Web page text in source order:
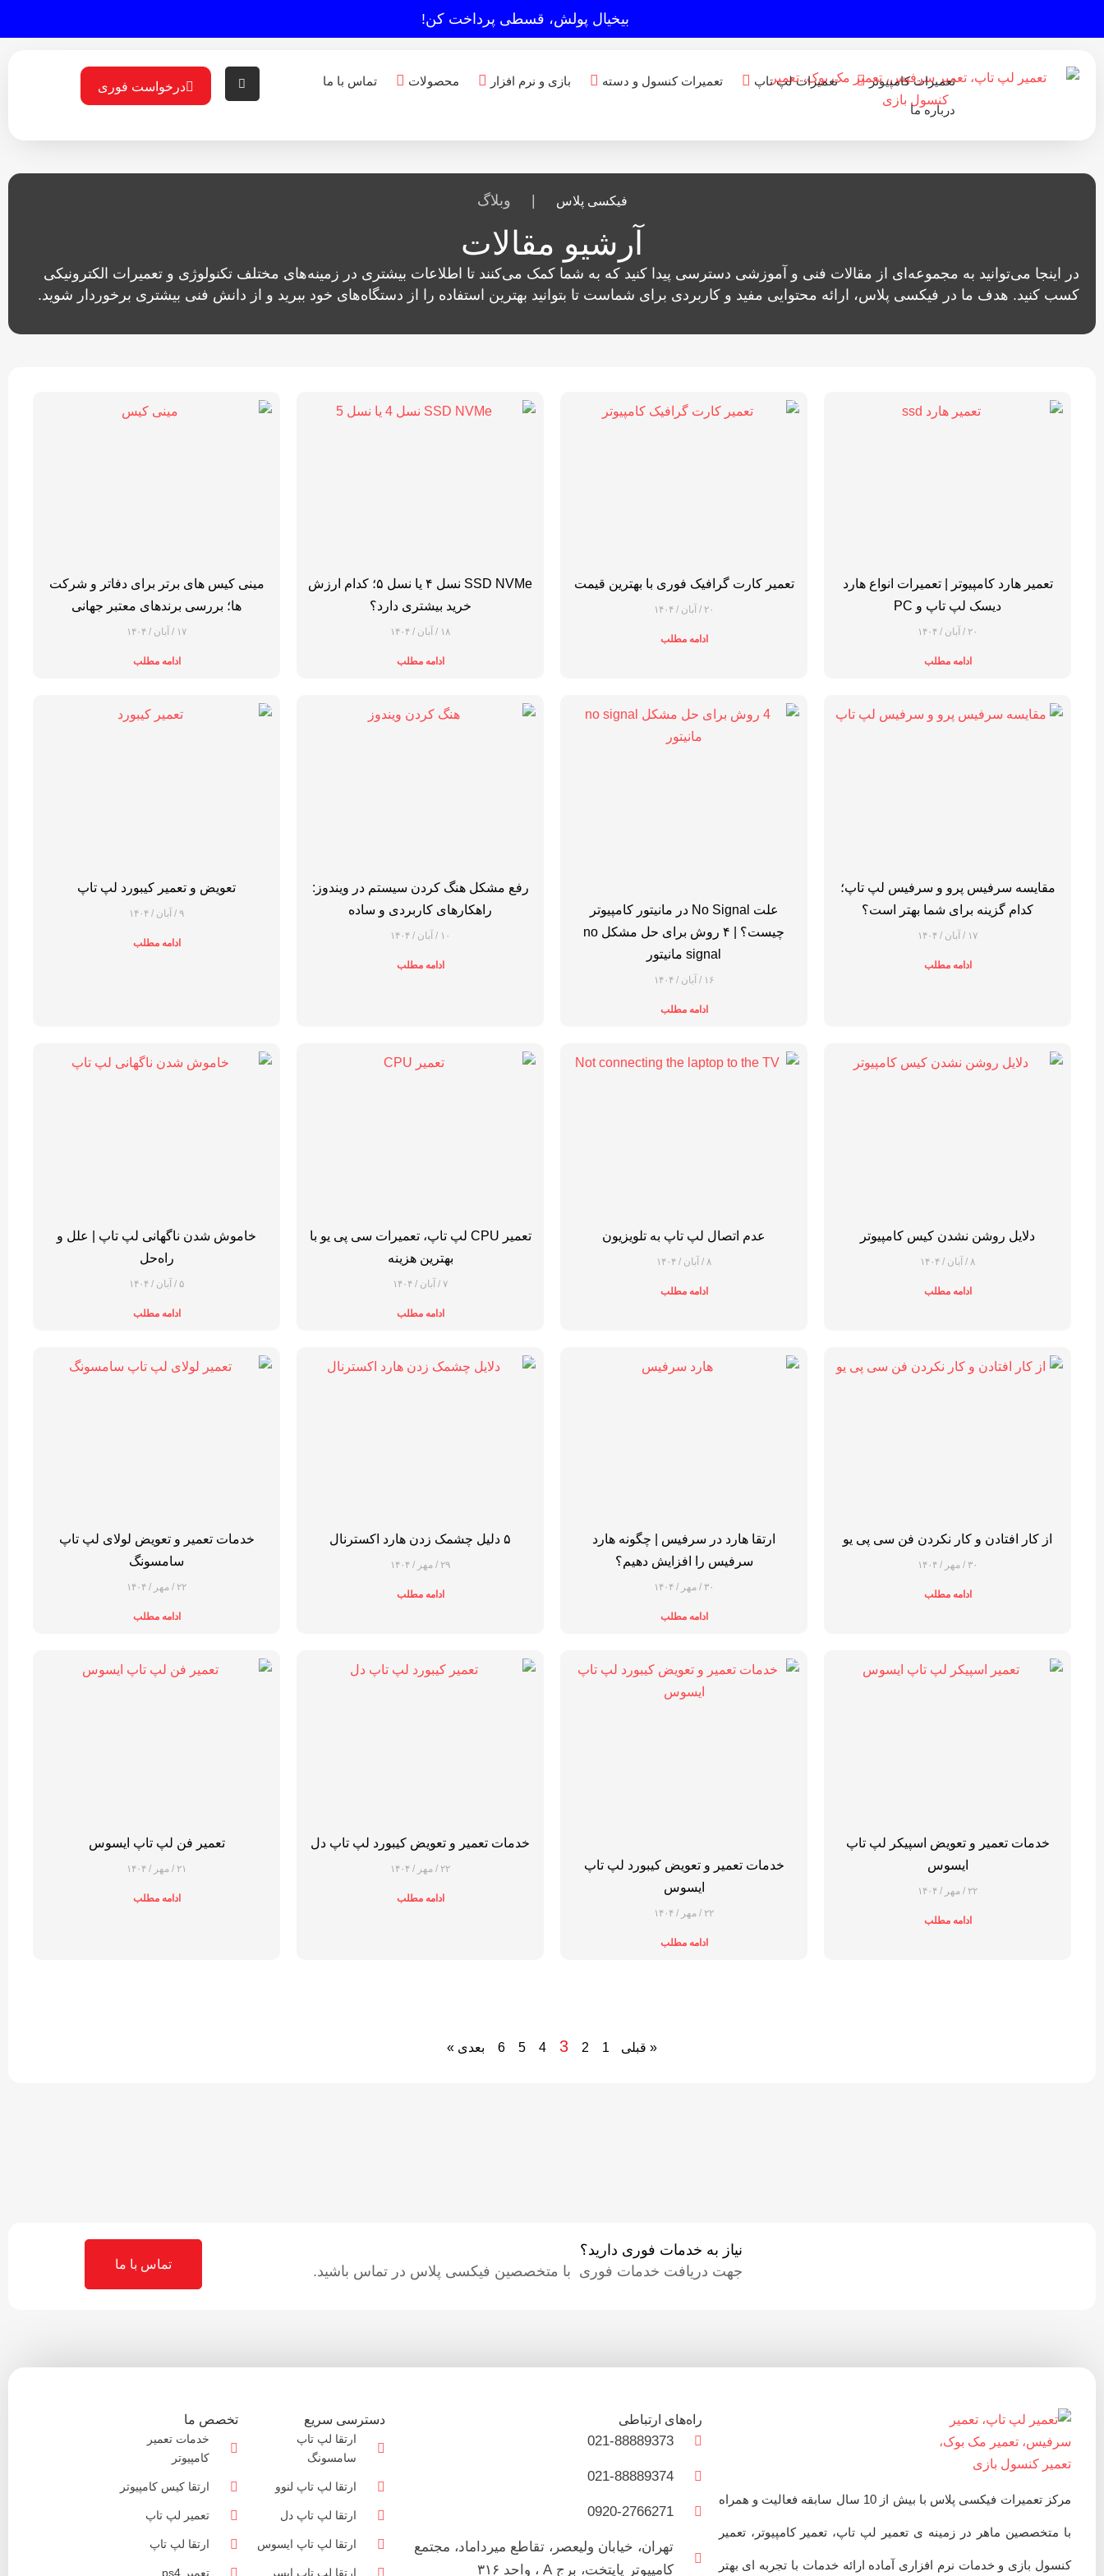
بیخیال پولش، قسطی پرداخت کن!
تعمیرات کامپیوتر تعمیرات لپ تاپ تعمیرات کنسول و دسته بازی و نرم افزار محصولات تماس با ما
درباره ما
درخواست فوری
فیکسی پلاس وبلاگ
آرشیو مقالات
در اینجا می‌توانید به مجموعه‌ای از مقالات فنی و آموزشی دسترسی پیدا کنید که به شما کمک می‌کنند تا اطلاعات بیشتری در زمینه‌های مختلف تکنولوژی و تعمیرات الکترونیکی
کسب کنید. هدف ما در فیکسی پلاس، ارائه محتوایی مفید و کاربردی برای شماست تا بتوانید بهترین استفاده را از دستگاه‌های خود ببرید و از دانش فنی بیشتری برخوردار شوید.
تعمیر هارد کامپیوتر | تعمیرات انواع هارد
دیسک لپ تاپ و PC
۲۰ / آبان / ۱۴۰۴
ادامه مطلب
تعمیر کارت گرافیک فوری با بهترین قیمت
۲۰ / آبان / ۱۴۰۴
ادامه مطلب
SSD NVMe نسل ۴ یا نسل ۵؛ کدام ارزش
خرید بیشتری دارد؟
۱۸ / آبان / ۱۴۰۴
ادامه مطلب
مینی کیس‌ های برتر برای دفاتر و شرکت‌
ها؛ بررسی برندهای معتبر جهانی
۱۷ / آبان / ۱۴۰۴
ادامه مطلب
مقایسه سرفیس پرو و سرفیس لپ‌ تاپ؛
کدام گزینه برای شما بهتر است؟
۱۷ / آبان / ۱۴۰۴
ادامه مطلب
علت No Signal در مانیتور کامپیوتر
چیست؟ | ۴ روش برای حل مشکل no
signal مانیتور
۱۶ / آبان / ۱۴۰۴
ادامه مطلب
رفع مشکل هنگ کردن سیستم در ویندوز:
راهکارهای کاربردی و ساده
۱۰ / آبان / ۱۴۰۴
ادامه مطلب
تعویض و تعمیر کیبورد لپ تاپ
۹ / آبان / ۱۴۰۴
ادامه مطلب
دلایل روشن نشدن کیس کامپیوتر
۸ / آبان / ۱۴۰۴
ادامه مطلب
عدم اتصال لپ تاپ به تلویزیون
۸ / آبان / ۱۴۰۴
ادامه مطلب
تعمیر CPU لپ تاپ، تعمیرات سی ‌پی ‌یو با
بهترین هزینه
۷ / آبان / ۱۴۰۴
ادامه مطلب
خاموش شدن ناگهانی لپ تاپ | علل و
راه‌حل
۵ / آبان / ۱۴۰۴
ادامه مطلب
از کار افتادن و کار نکردن فن سی پی یو
۳۰ / مهر / ۱۴۰۴
ادامه مطلب
ارتقا هارد در سرفیس | چگونه هارد
سرفیس را افزایش دهیم؟
۳۰ / مهر / ۱۴۰۴
ادامه مطلب
۵ دلیل چشمک زدن هارد اکسترنال
۲۹ / مهر / ۱۴۰۴
ادامه مطلب
خدمات تعمیر و تعویض لولای لپ تاپ
سامسونگ
۲۲ / مهر / ۱۴۰۴
ادامه مطلب
خدمات تعمیر و تعویض اسپیکر لپ تاپ
ایسوس
۲۲ / مهر / ۱۴۰۴
ادامه مطلب
خدمات تعمیر و تعویض کیبورد لپ تاپ
ایسوس
۲۲ / مهر / ۱۴۰۴
ادامه مطلب
خدمات تعمیر و تعویض کیبورد لپ تاپ دل
۲۲ / مهر / ۱۴۰۴
ادامه مطلب
تعمیر فن لپ تاپ ایسوس
۲۱ / مهر / ۱۴۰۴
ادامه مطلب
« قبلی 1
2
3
4
5
6 بعدی »
نیاز به خدمات فوری دارید؟
جهت دریافت خدمات فوری با متخصصین فیکسی پلاس در تماس باشید.
تماس با ما
مرکز تعمیرات فیکسی پلاس با بیش از 10 سال سابقه فعالیت و همراه
با متخصصین ماهر در زمینه ی تعمیر لپ تاپ، تعمیر کامپیوتر، تعمیر
کنسول بازی و خدمات نرم افزاری آماده ارائه خدمات با تجربه ای بهتر
راه‌های ارتباطی
021-88889373
021-88889374
0920-2766271
تهران، خیابان ولیعصر، تقاطع میرداماد، مجتمع
کامپیوتر پایتخت، برج A ، واحد ۳۱۶
دسترسی سریع
ارتقا لپ تاپ
سامسونگ
ارتقا لپ تاپ لنوو
ارتقا لپ تاپ دل
ارتقا لپ تاپ ایسوس
ارتقا لپ تاپ ایسر
تخصص ما
خدمات تعمیر
کامپیوتر
ارتقا کیس کامپیوتر
تعمیر لپ تاپ
ارتقا لپ تاپ
تعمیر ps4